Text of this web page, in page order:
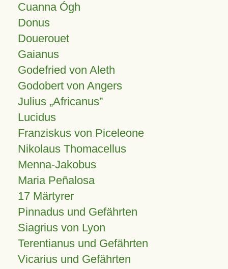
Cuanna Ógh
Donus
Douerouet
Gaianus
Godefried von Aleth
Godobert von Angers
Julius Africanus
Lucidus
Franziskus von Piceleone
Nikolaus Thomacellus
Menna-Jakobus
Maria Peñalosa
17 Märtyrer
Pinnadus und Gefährten
Siagrius von Lyon
Terentianus und Gefährten
Vicarius und Gefährten